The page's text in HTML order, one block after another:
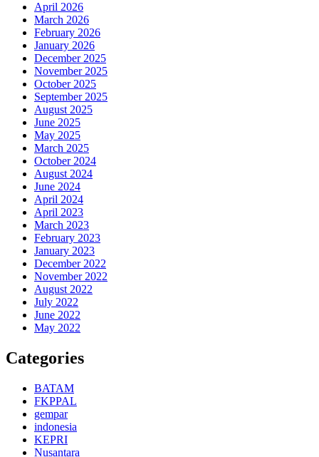
April 2026
March 2026
February 2026
January 2026
December 2025
November 2025
October 2025
September 2025
August 2025
June 2025
May 2025
March 2025
October 2024
August 2024
June 2024
April 2024
April 2023
March 2023
February 2023
January 2023
December 2022
November 2022
August 2022
July 2022
June 2022
May 2022
Categories
BATAM
FKPPAL
gempar
indonesia
KEPRI
Nusantara